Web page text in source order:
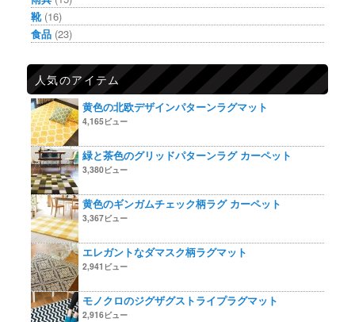
靴(16)
食品 (23)
人気のアイテム
黄色の北欧デザインパターンラグマット
4,165ビュー
緑と茶色のグリッドパターンラグ カーペット
3,380ビュー
黄色のギンガムチェック柄ラグ カーペット
3,367ビュー
エレガントなダマスク柄ラグマット
2,941ビュー
モノクロのジグザグストライプラグマット
2,916ビュー